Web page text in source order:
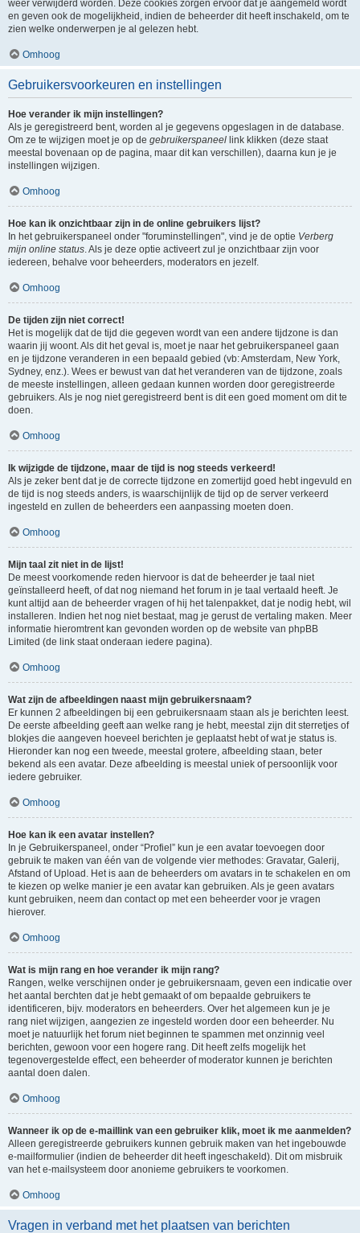
weer verwijderd worden. Deze cookies zorgen ervoor dat je aangemeld wordt
en geven ook de mogelijkheid, indien de beheerder dit heeft inschakeld, om te
zien welke onderwerpen je al gelezen hebt.
Omhoog
Gebruikersvoorkeuren en instellingen
Hoe verander ik mijn instellingen?
Als je geregistreerd bent, worden al je gegevens opgeslagen in de database.
Om ze te wijzigen moet je op de gebruikerspaneel link klikken (deze staat
meestal bovenaan op de pagina, maar dit kan verschillen), daarna kun je je
instellingen wijzigen.
Omhoog
Hoe kan ik onzichtbaar zijn in de online gebruikers lijst?
In het gebruikerspaneel onder "foruminstellingen", vind je de optie Verberg
mijn online status. Als je deze optie activeert zul je onzichtbaar zijn voor
iedereen, behalve voor beheerders, moderators en jezelf.
Omhoog
De tijden zijn niet correct!
Het is mogelijk dat de tijd die gegeven wordt van een andere tijdzone is dan
waarin jij woont. Als dit het geval is, moet je naar het gebruikerspaneel gaan
en je tijdzone veranderen in een bepaald gebied (vb: Amsterdam, New York,
Sydney, enz.). Wees er bewust van dat het veranderen van de tijdzone, zoals
de meeste instellingen, alleen gedaan kunnen worden door geregistreerde
gebruikers. Als je nog niet geregistreerd bent is dit een goed moment om dit te
doen.
Omhoog
Ik wijzigde de tijdzone, maar de tijd is nog steeds verkeerd!
Als je zeker bent dat je de correcte tijdzone en zomertijd goed hebt ingevuld en
de tijd is nog steeds anders, is waarschijnlijk de tijd op de server verkeerd
ingesteld en zullen de beheerders een aanpassing moeten doen.
Omhoog
Mijn taal zit niet in de lijst!
De meest voorkomende reden hiervoor is dat de beheerder je taal niet
geïnstalleerd heeft, of dat nog niemand het forum in je taal vertaald heeft. Je
kunt altijd aan de beheerder vragen of hij het talenpakket, dat je nodig hebt, wil
installeren. Indien het nog niet bestaat, mag je gerust de vertaling maken. Meer
informatie hieromtrent kan gevonden worden op de website van phpBB
Limited (de link staat onderaan iedere pagina).
Omhoog
Wat zijn de afbeeldingen naast mijn gebruikersnaam?
Er kunnen 2 afbeeldingen bij een gebruikersnaam staan als je berichten leest.
De eerste afbeelding geeft aan welke rang je hebt, meestal zijn dit sterretjes of
blokjes die aangeven hoeveel berichten je geplaatst hebt of wat je status is.
Hieronder kan nog een tweede, meestal grotere, afbeelding staan, beter
bekend als een avatar. Deze afbeelding is meestal uniek of persoonlijk voor
iedere gebruiker.
Omhoog
Hoe kan ik een avatar instellen?
In je Gebruikerspaneel, onder “Profiel” kun je een avatar toevoegen door
gebruik te maken van één van de volgende vier methodes: Gravatar, Galerij,
Afstand of Upload. Het is aan de beheerders om avatars in te schakelen en om
te kiezen op welke manier je een avatar kan gebruiken. Als je geen avatars
kunt gebruiken, neem dan contact op met een beheerder voor je vragen
hierover.
Omhoog
Wat is mijn rang en hoe verander ik mijn rang?
Rangen, welke verschijnen onder je gebruikersnaam, geven een indicatie over
het aantal berchten dat je hebt gemaakt of om bepaalde gebruikers te
identificeren, bijv. moderators en beheerders. Over het algemeen kun je je
rang niet wijzigen, aangezien ze ingesteld worden door een beheerder. Nu
moet je natuurlijk het forum niet beginnen te spammen met onzinnig veel
berichten, gewoon voor een hogere rang. Dit heeft zelfs mogelijk het
tegenovergestelde effect, een beheerder of moderator kunnen je berichten
aantal doen dalen.
Omhoog
Wanneer ik op de e-maillink van een gebruiker klik, moet ik me aanmelden?
Alleen geregistreerde gebruikers kunnen gebruik maken van het ingebouwde
e-mailformulier (indien de beheerder dit heeft ingeschakeld). Dit om misbruik
van het e-mailsysteem door anonieme gebruikers te voorkomen.
Omhoog
Vragen in verband met het plaatsen van berichten